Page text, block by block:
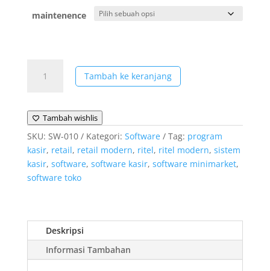
maintenence
Software
Tambah ke keranjang
Tambah wishlis
SKU: SW-010 Kategori: Software Tag: program
kasir, retail, retail modern, ritel, ritel modern, sistem
kasir, software, software kasir, software minimarket,
software toko
Deskripsi
Informasi Tambahan